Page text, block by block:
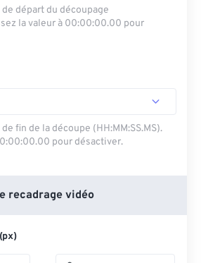
départ du découpage
la valeur à 00:00:00.00 pour
fin de la découpe (HH:MM:SS.MS).
pour désactiver.
recadrage vidéo